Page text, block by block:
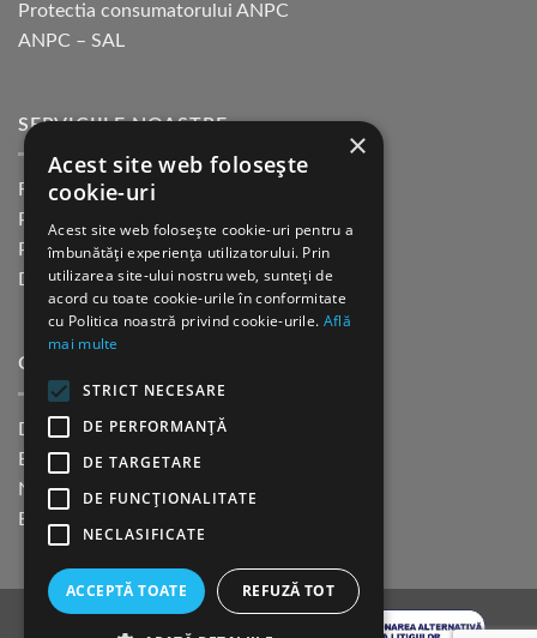
Protectia consumatorului ANPC
ANPC – SAL
SERVICIILE NOASTRE
Returnare in 30 de zile
Plata cu cardul Guerrilla
Plata in rate fara dobanda
Distributie sau profesionisti
CINE SUNTEM?
Despre noi
Blog
Newsletter
Evenimente
×
Acest site web folosește
cookie-uri
Acest site web folosește cookie-uri pentru a
îmbunătăți experiența utilizatorului. Prin
utilizarea site-ului nostru web, sunteți de
acord cu toate cookie-urile în conformitate
cu Politica noastră privind cookie-urile. Află
mai multe
STRICT NECESARE
DE PERFORMANȚĂ
DE TARGETARE
DE FUNCŢIONALITATE
NECLASIFICATE
ACCEPTĂ TOATE REFUZĂ TOT